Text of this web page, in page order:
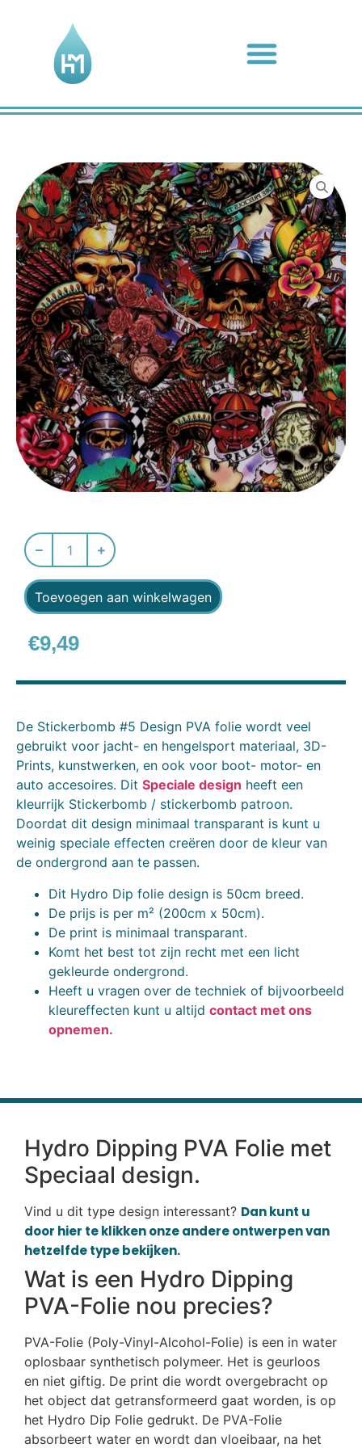
Toevoegen aan winkelwagen
€9,49
De Stickerbomb #5 Design PVA folie wordt veel
gebruikt voor jacht- en hengelsport materiaal, 3D-
Prints, kunstwerken, en ook voor boot- motor- en
auto accesoires. Dit Speciale design heeft een
kleurrijk Stickerbomb / stickerbomb patroon.
Doordat dit design minimaal transparant is kunt u
weinig speciale effecten creëren door de kleur van
de ondergrond aan te passen.
Dit Hydro Dip folie design is 50cm breed.
De prijs is per m² (200cm x 50cm).
De print is minimaal transparant.
Komt het best tot zijn recht met een licht
gekleurde ondergrond.
Heeft u vragen over de techniek of bijvoorbeeld
kleureffecten kunt u altijd contact met ons
opnemen.
Hydro Dipping PVA Folie met
Speciaal design.
Vind u dit type design interessant? Dan kunt u
door hier te klikken onze andere ontwerpen van
hetzelfde type bekijken.
Wat is een Hydro Dipping
PVA-Folie nou precies?
PVA-Folie (Poly-Vinyl-Alcohol-Folie) is een in water
oplosbaar synthetisch polymeer. Het is geurloos
en niet giftig. De print die wordt overgebracht op
het object dat getransformeerd gaat worden, is op
het Hydro Dip Folie gedrukt. De PVA-Folie
absorbeert water en wordt dan vloeibaar, na het